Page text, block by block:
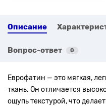
Описание
Вопрос-ответ 0
Еврофатин — это мягкая,
ткань. Он отличается
ощупь текстурой, что